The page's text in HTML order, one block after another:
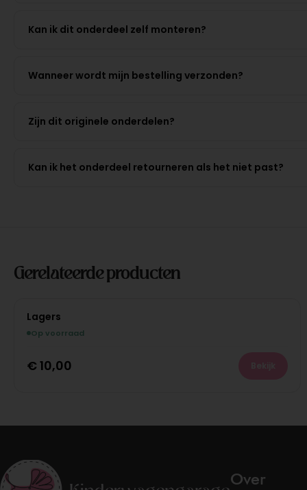
Kan ik dit onderdeel zelf monteren?
Wanneer wordt mijn bestelling verzonden?
Zijn dit originele onderdelen?
Kan ik het onderdeel retourneren als het niet past?
Gerelateerde producten
Lagers
Op voorraad
€ 10,00
Over